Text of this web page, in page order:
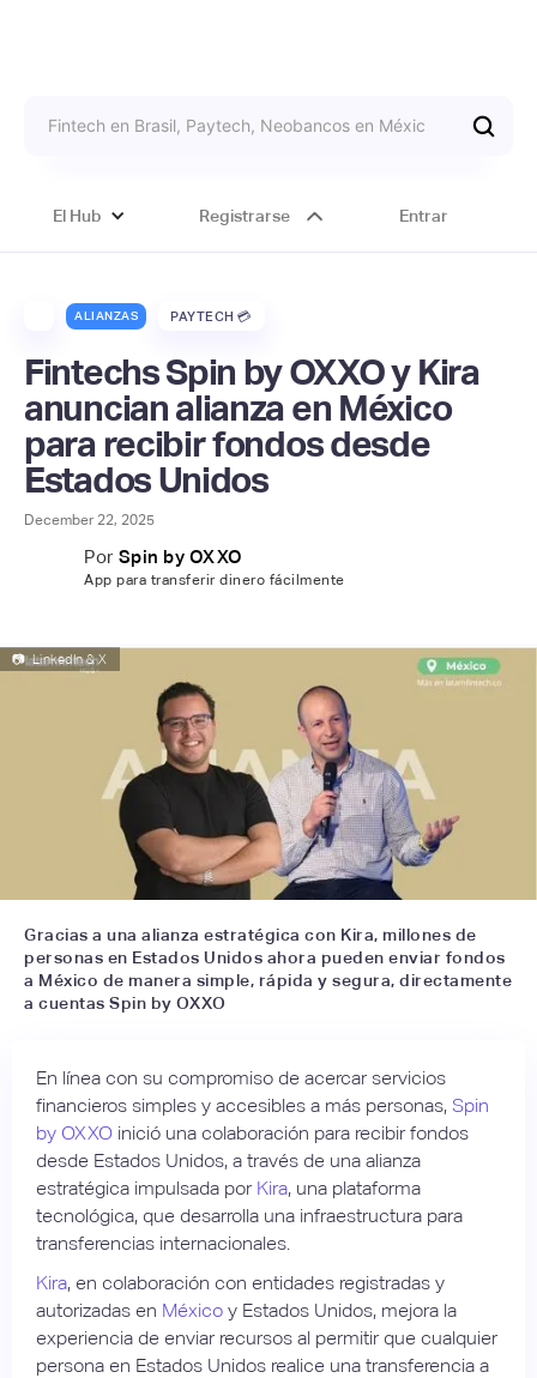
El Hub Registrarse Entrar
ALIANZAS PAYTECH 💳
Fintechs Spin by OXXO y Kira
anuncian alianza en México
para recibir fondos desde
Estados Unidos
December 22, 2025
Por Spin by OXXO
App para transferir dinero fácilmente
📷 LinkedIn & X
Gracias a una alianza estratégica con Kira, millones de
personas en Estados Unidos ahora pueden enviar fondos
a México de manera simple, rápida y segura, directamente
a cuentas Spin by OXXO
En línea con su compromiso de acercar servicios
financieros simples y accesibles a más personas, Spin
by OXXO inició una colaboración para recibir fondos
desde Estados Unidos, a través de una alianza
estratégica impulsada por Kira, una plataforma
tecnológica, que desarrolla una infraestructura para
transferencias internacionales.
Kira, en colaboración con entidades registradas y
autorizadas en México y Estados Unidos, mejora la
experiencia de enviar recursos al permitir que cualquier
persona en Estados Unidos realice una transferencia a